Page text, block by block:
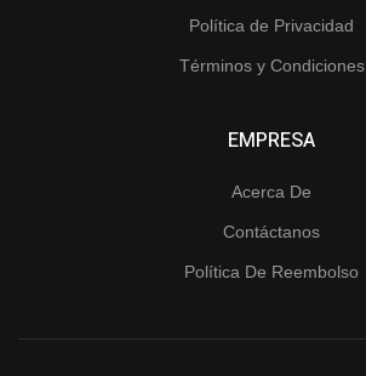
Política de Privacidad
Términos y Condiciones
EMPRESA
Acerca De
Contáctanos
Política De Reembolso